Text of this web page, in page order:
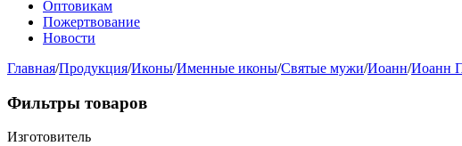
Оптовикам
Пожертвование
Новости
Главная/Продукция/Иконы/Именные иконы/Святые мужи/Иоанн/Иоанн
Фильтры товаров
Изготовитель